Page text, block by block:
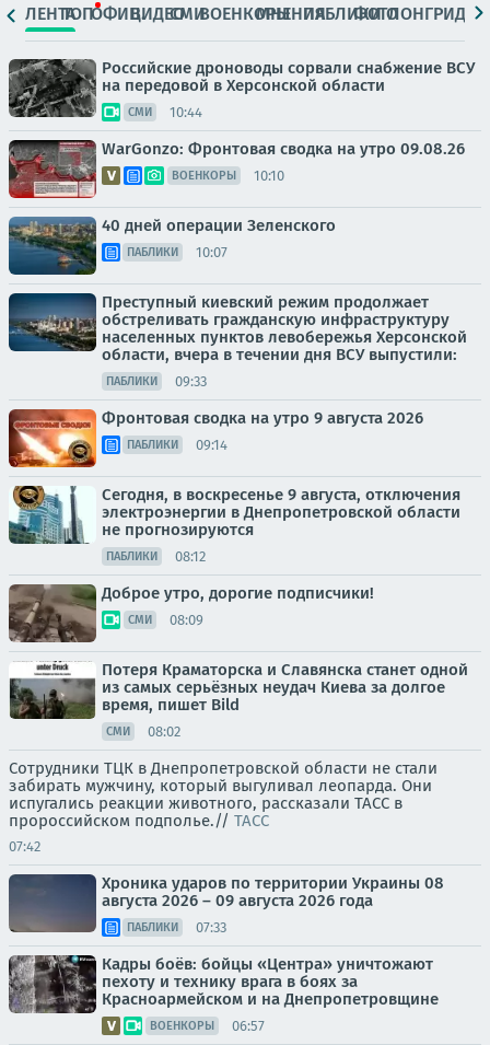
ЛЕНТАТОПОФИЦ.ВИДЕОСМИВОЕНКОРЫМНЕНИЯПАБЛИКИ
ФОТОЛОНГРИДЫ
Российские дроноводы сорвали снабжение ВСУ
на передовой в Херсонской области
СМИ 10:44
WarGonzo: Фронтовая сводка на утро 09.08.26
ВОЕНКОРЫ 10:10
40 дней операции Зеленского
ПАБЛИКИ 10:07
Преступный киевский режим продолжает
обстреливать гражданскую инфраструктуру
населенных пунктов левобережья Херсонской
области, вчера в течении дня ВСУ выпустили:
ПАБЛИКИ 09:33
Фронтовая сводка на утро 9 августа 2026
ПАБЛИКИ 09:14
Сегодня, в воскресенье 9 августа, отключения
электроэнергии в Днепропетровской области
не прогнозируются
ПАБЛИКИ 08:12
Доброе утро, дорогие подписчики!
СМИ 08:09
Потеря Краматорска и Славянска станет одной
из самых серьёзных неудач Киева за долгое
время, пишет Bild
СМИ 08:02
Сотрудники ТЦК в Днепропетровской области не стали
забирать мужчину, который выгуливал леопарда. Они
испугались реакции животного, рассказали ТАСС в
пророссийском подполье.// ТАСС
07:42
Хроника ударов по территории Украины 08
августа 2026 – 09 августа 2026 года
ПАБЛИКИ 07:33
Кадры боёв: бойцы «Центра» уничтожают
пехоту и технику врага в боях за
Красноармейском и на Днепропетровщине
ВОЕНКОРЫ 06:57